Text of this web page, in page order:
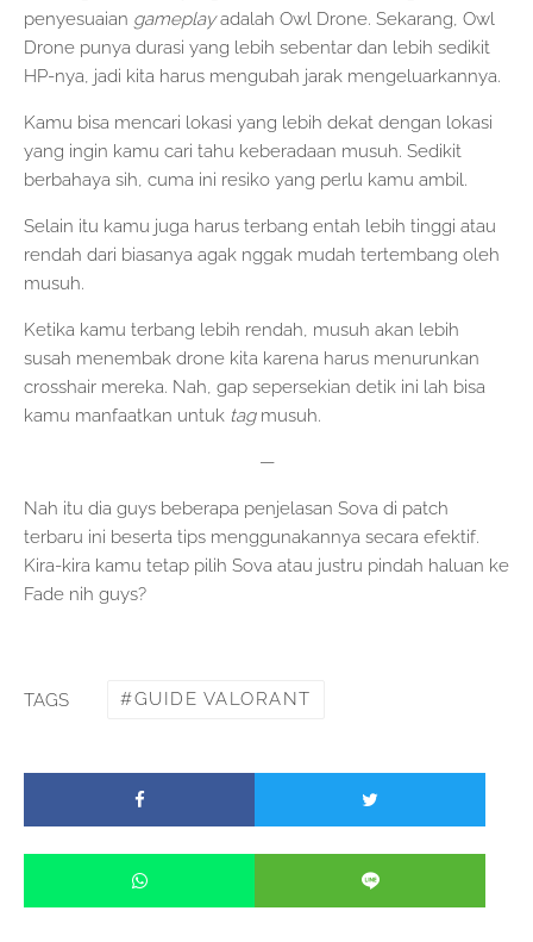
penyesuaian gameplayadalah Owl Drone. Sekarang, Owl
Drone punya durasi yang lebih sebentar dan lebih sedikit
HP-nya, jadi kita harus mengubah jarak mengeluarkannya.
Kamu bisa mencari lokasi yang lebih dekat dengan lokasi
yang ingin kamu cari tahu keberadaan musuh. Sedikit
berbahaya sih, cuma ini resiko yang perlu kamu ambil.
Selain itu kamu juga harus terbang entah lebih tinggi atau
rendah dari biasanya agak nggak mudah tertembang oleh
musuh.
Ketika kamu terbang lebih rendah, musuh akan lebih
susah menembak drone kita karena harus menurunkan
crosshair mereka. Nah, gap sepersekian detik ini lah bisa
kamu manfaatkan untuk tagmusuh.
—
Nah itu dia guys beberapa penjelasan Sova di patch
terbaru ini beserta tips menggunakannya secara efektif.
Kira-kira kamu tetap pilih Sova atau justru pindah haluan ke
Fade nih guys?
TAGS GUIDE VALORANT